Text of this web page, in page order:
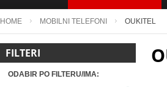
HOME MOBILNI TELEFONI OUKITEL
FILTERI
ODABIR PO FILTERU/IMA: